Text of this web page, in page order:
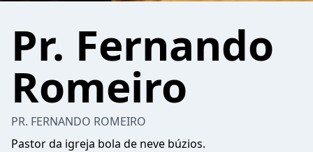
Pr. Fernando
Romeiro
PR. FERNANDO ROMEIRO
Pastor da igreja bola de neve búzios.